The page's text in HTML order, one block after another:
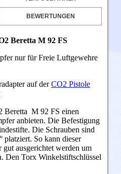
BEWERTUNGEN
Beretta M 92 FS
nur für Freie Luftgewehre
auf derCO2 Pistole
Beretta M 92 FS einen
anbieten. Die Befestigung
Die Schrauben sind
platziert. So kann dieser
ausgerichtet werden um
Den Torx Winkelstiftschlüssel